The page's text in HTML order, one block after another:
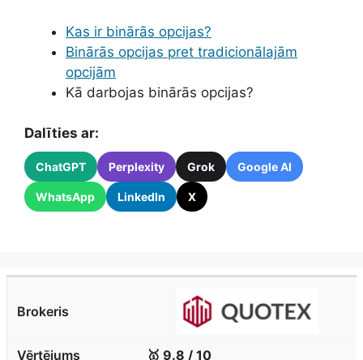
Kas ir binārās opcijas?
Binārās opcijas pret tradicionālajām
opcijām
Kā darbojas binārās opcijas?
Dalīties ar:
ChatGPT Perplexity Grok Google AI
WhatsApp LinkedIn X
🥇 9.8 / 10